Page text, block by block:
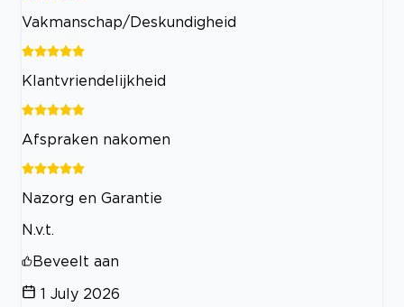
Vakmanschap/Deskundigheid
Klantvriendelijkheid
Afspraken nakomen
Nazorg en Garantie
N.v.t.
Beveelt aan
1 July 2026